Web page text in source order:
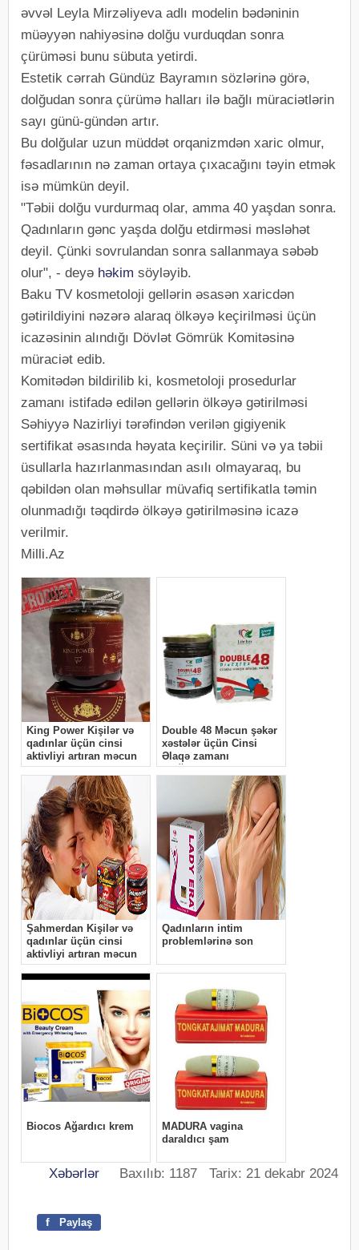
əvvəl Leyla Mirzəliyeva adlı modelin bədəninin
müəyyən nahiyəsinə dolğu vurduqdan sonra
çürüməsi bunu sübuta yetirdi.
Estetik cərrah Gündüz Bayramın sözlərinə görə,
dolğudan sonra çürümə halları ilə bağlı müraciətlərin
sayı günü-gündən artır.
Bu dolğular uzun müddət orqanizmdən xaric olmur,
fəsadlarının nə zaman ortaya çıxacağını təyin etmək
isə mümkün deyil.
"Təbii dolğu vurdurmaq olar, amma 40 yaşdan sonra.
Qadınların gənc yaşda dolğu etdirməsi məsləhət
deyil. Çünki sovrulandan sonra sallanmaya səbəb
olur", - deyə həkim söyləyib.
Baku TV kosmetoloji gellərin əsasən xaricdən
gətirildiyini nəzərə alaraq ölkəyə keçirilməsi üçün
icazəsinin alındığı Dövlət Gömrük Komitəsinə
müraciət edib.
Komitədən bildirilib ki, kosmetoloji prosedurlar
zamanı istifadə edilən gellərin ölkəyə gətirilməsi
Səhiyyə Nazirliyi tərəfindən verilən gigiyenik
sertifikat əsasında həyata keçirilir. Süni və ya təbii
üsullarla hazırlanmasından asılı olmayaraq, bu
qəbildən olan məhsullar müvafiq sertifikatla təmin
olunmadığı təqdirdə ölkəyə gətirilməsinə icazə
verilmir.
Milli.Az
Xəbərlər Baxılıb: 1187 Tarix: 21 dekabr 2024
f Paylaş